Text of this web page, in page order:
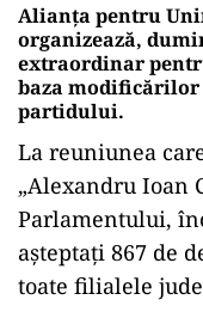
Alianţa pentru
organizează,
extraordinar
baza
partidului.
La reuniunea
„Alexandru Ioan
Parlamentului,
aşteptaţi 867 de
toate filialele